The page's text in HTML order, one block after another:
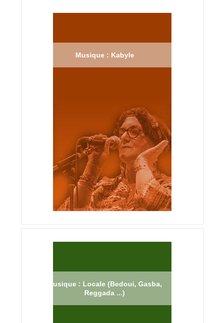
Musique : Kabyle
Musique : Locale (Bedoui, Gasba,
Reggada ...)